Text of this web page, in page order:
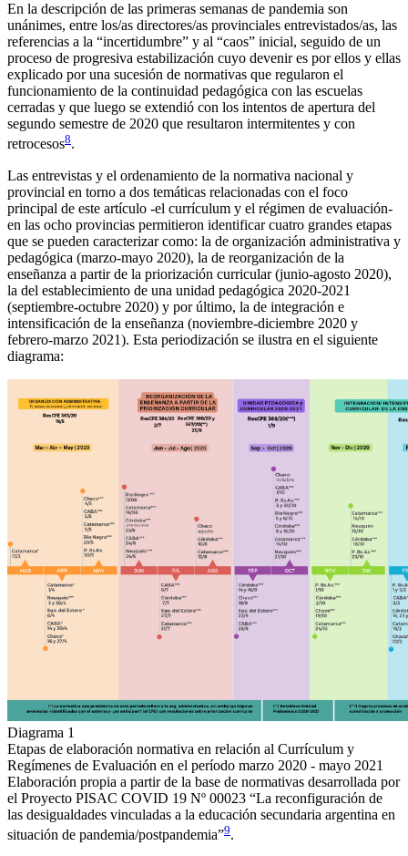
En la descripción de las primeras semanas de pandemia son
unánimes, entre los/as directores/as provinciales entrevistados/as, las
referencias a la “incertidumbre” y al “caos” inicial, seguido de un
proceso de progresiva estabilización cuyo devenir es por ellos y ellas
explicado por una sucesión de normativas que regularon el
funcionamiento de la continuidad pedagógica con las escuelas
cerradas y que luego se extendió con los intentos de apertura del
segundo semestre de 2020 que resultaron intermitentes y con
retrocesos8.
Las entrevistas y el ordenamiento de la normativa nacional y
provincial en torno a dos temáticas relacionadas con el foco
principal de este artículo -el currículum y el régimen de evaluación-
en las ocho provincias permitieron identificar cuatro grandes etapas
que se pueden caracterizar como: la de organización administrativa y
pedagógica (marzo-mayo 2020), la de reorganización de la
enseñanza a partir de la priorización curricular (junio-agosto 2020),
la del establecimiento de una unidad pedagógica 2020-2021
(septiembre-octubre 2020) y por último, la de integración e
intensificación de la enseñanza (noviembre-diciembre 2020 y
febrero-marzo 2021). Esta periodización se ilustra en el siguiente
diagrama:
Diagrama 1
Etapas de elaboración normativa en relación al Currículum y
Regímenes de Evaluación en el período marzo 2020 - mayo 2021
Elaboración propia a partir de la base de normativas desarrollada por
el Proyecto PISAC COVID 19 Nº 00023 “La reconfiguración de
las desigualdades vinculadas a la educación secundaria argentina en
situación de pandemia/postpandemia”9.